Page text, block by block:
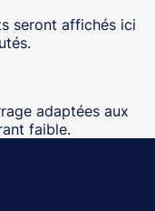
seront affichés ici
adaptées aux
faible.